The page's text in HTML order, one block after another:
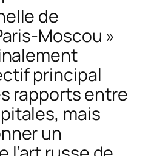
de
Moscou »
principal
rapports entre
mais
un